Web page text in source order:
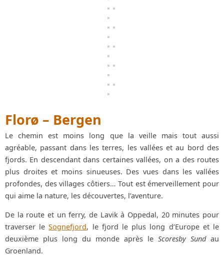
Florø – Bergen
Le chemin est moins long que la veille mais tout aussi
agréable, passant dans les terres, les vallées et au bord des
fjords. En descendant dans certaines vallées, on a des routes
plus droites et moins sinueuses. Des vues dans les vallées
profondes, des villages côtiers… Tout est émerveillement pour
qui aime la nature, les découvertes, l’aventure.
De la route et un ferry, de Lavik à Oppedal, 20 minutes pour
traverser leSognefjord, le fjord le plus long d’Europe et le
deuxième plus long du monde après le Scoresby Sundau
Groenland.